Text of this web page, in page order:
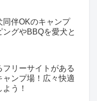
同伴OKのキャンプ
ングやBBQを愛犬と
フリーサイトがある
ャンプ場！広々快適
う！